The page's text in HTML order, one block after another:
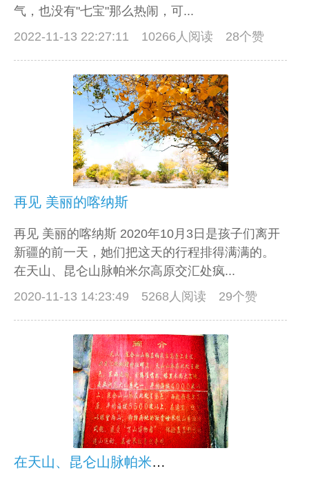
气，也没有"七宝"那么热闹，可...
2022-11-13 22:27:11
10266人阅读 28个赞
再见 美丽的喀纳斯
再见 美丽的喀纳斯 2020年10月3日是孩子们离开
新疆的前一天，她们把这天的行程排得满满的。
在天山、昆仑山脉帕米尔高原交汇处疯...
2020-11-13 14:23:49
5268人阅读 29个赞
在天山、昆仑山脉帕米尔高原交汇处做瑜伽